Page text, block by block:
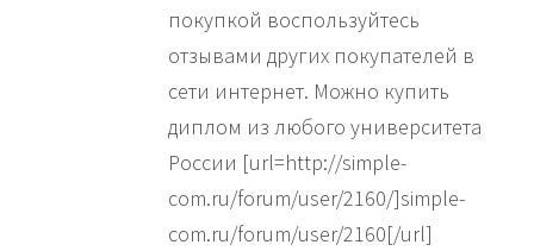
покупкой воспользуйтесь
отзывами других покупателей в
сети интернет. Можно купить
диплом из любого университета
России [url=http://simple-
com.ru/forum/user/2160/]simple-
com.ru/forum/user/2160[/url]